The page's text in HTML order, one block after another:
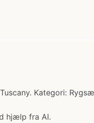
Kategori:
hjælp fra AI.